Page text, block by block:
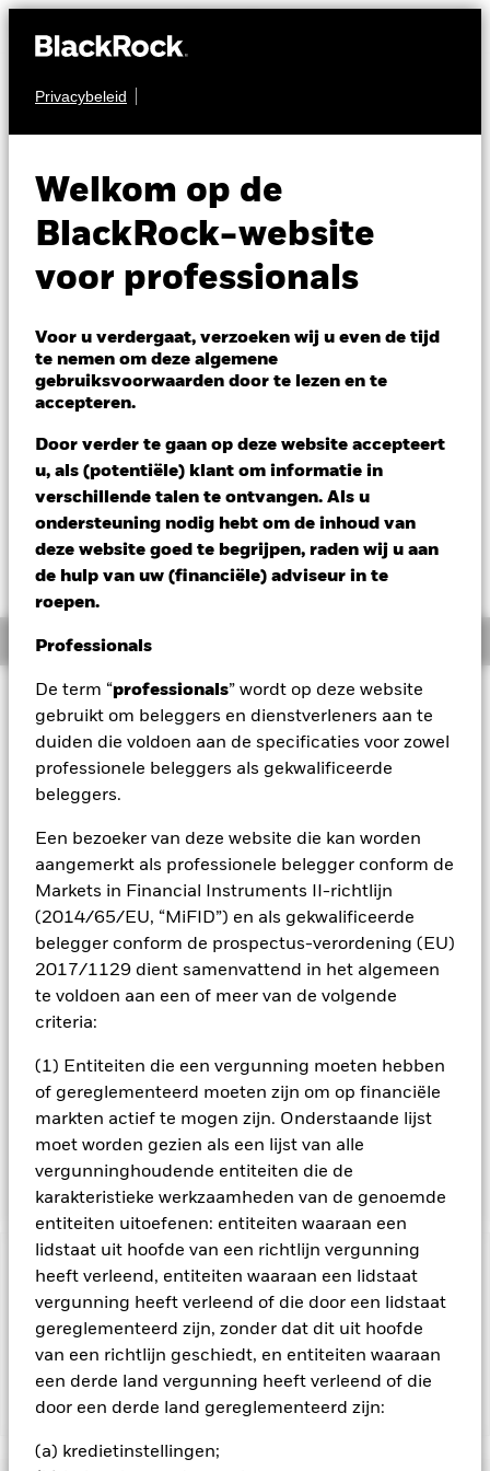
Privacybeleid
Welkom op de
BlackRock-website
voor professionals
Voor u verdergaat, verzoeken wij u even de tijd
te nemen om deze algemene
gebruiksvoorwaarden door te lezen en te
accepteren.
Door verder te gaan op deze website accepteert
u, als (potentiële) klant om informatie in
verschillende talen te ontvangen. Als u
ondersteuning nodig hebt om de inhoud van
deze website goed te begrijpen, raden wij u aan
de hulp van uw (financiële) adviseur in te
roepen.
Professionals
De term “professionals” wordt op deze website
gebruikt om beleggers en dienstverleners aan te
duiden die voldoen aan de specificaties voor zowel
professionele beleggers als gekwalificeerde
beleggers.
Een bezoeker van deze website die kan worden
aangemerkt als professionele belegger conform de
Markets in Financial Instruments II-richtlijn
(2014/65/EU, “MiFID”) en als gekwalificeerde
belegger conform de prospectus-verordening (EU)
2017/1129 dient samenvattend in het algemeen
te voldoen aan een of meer van de volgende
criteria:
(1) Entiteiten die een vergunning moeten hebben
of gereglementeerd moeten zijn om op financiële
markten actief te mogen zijn. Onderstaande lijst
moet worden gezien als een lijst van alle
vergunninghoudende entiteiten die de
karakteristieke werkzaamheden van de genoemde
entiteiten uitoefenen: entiteiten waaraan een
lidstaat uit hoofde van een richtlijn vergunning
heeft verleend, entiteiten waaraan een lidstaat
vergunning heeft verleend of die door een lidstaat
gereglementeerd zijn, zonder dat dit uit hoofde
van een richtlijn geschiedt, en entiteiten waaraan
een derde land vergunning heeft verleend of die
door een derde land gereglementeerd zijn:
(a) kredietinstellingen;
AANDELEN
Fund (IE)
NAV per 06/aug/2026
EUR 36,72
Verandering NAV 1 dag per 06/aug/2026
EUR 0,13 (0,35%)
Morningstar Rating
Overzicht
Beleggingsdoel
inkomsten uit de activa van het Fonds naar een rendement
op uw belegging, dat het rendement van de aandelenmarkt
in de Europese Economische en Monetaire Unie (EMU)
praktisch haalbaar is in aandeleneffecten (bv. aandelen) die
deel uitmaken van de MSCI EMU Index, de referentie-index
van het Fonds. De referentie-index meet het rendement van
de aandelenmarkt binnen de EMU en is een aan de free float
aangepaste en voor marktkapitalisatie gewogen index.
Aangepast aan de free float betekent dat er voor de
berekening van de referentie-index alleen rekening wordt
gehouden met aandelen die vrij in de markt beschikbaar zijn,
en niet met alle uitgegeven aandelen van een bedrijf. De aan
aandelenkoers van een bedrijf, vermenigvuldigd met het
oktober 2014 bestaat de benchmarkindex uit de volgende 10
landenindices van ontwikkelde markten: België, Duitsland,
Finland, Frankrijk, Ierland, Italië, Nederland, Oostenrijk,
Portugal en Spanje.
BELANGRIJKE GEGEVENS: Kapitaalrisico.De waarde en
het rendement van beleggingen kunnen dalen en stijgen, en
oorspronkelijke inleg.
Toon minder
iShares EMU Index Fund (IE)